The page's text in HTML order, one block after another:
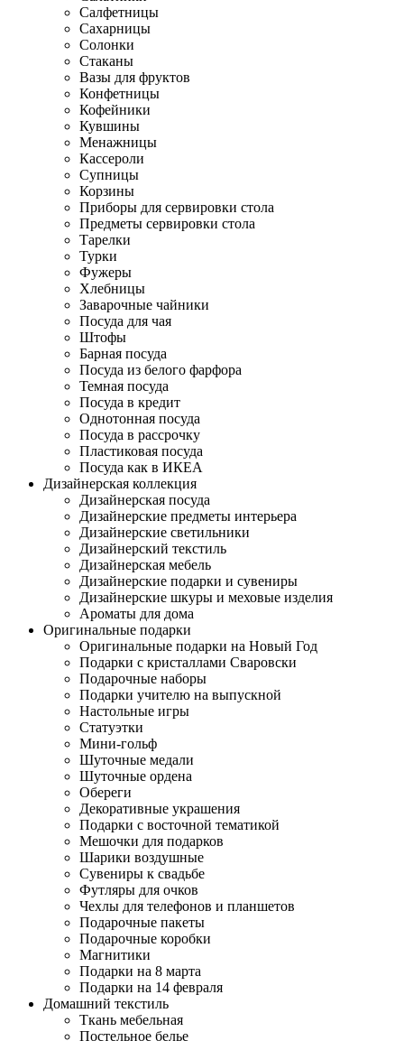
Салфетницы
Сахарницы
Солонки
Стаканы
Вазы для фруктов
Конфетницы
Кофейники
Кувшины
Менажницы
Кассероли
Супницы
Корзины
Приборы для сервировки стола
Предметы сервировки стола
Тарелки
Турки
Фужеры
Хлебницы
Заварочные чайники
Посуда для чая
Штофы
Барная посуда
Посуда из белого фарфора
Темная посуда
Посуда в кредит
Однотонная посуда
Посуда в рассрочку
Пластиковая посуда
Посуда как в ИКЕА
Дизайнерская коллекция
Дизайнерская посуда
Дизайнерские предметы интерьера
Дизайнерские светильники
Дизайнерский текстиль
Дизайнерская мебель
Дизайнерские подарки и сувениры
Дизайнерские шкуры и меховые изделия
Ароматы для дома
Оригинальные подарки
Оригинальные подарки на Новый Год
Подарки с кристаллами Сваровски
Подарочные наборы
Подарки учителю на выпускной
Настольные игры
Статуэтки
Мини-гольф
Шуточные медали
Шуточные ордена
Обереги
Декоративные украшения
Подарки с восточной тематикой
Мешочки для подарков
Шарики воздушные
Сувениры к свадьбе
Футляры для очков
Чехлы для телефонов и планшетов
Подарочные пакеты
Подарочные коробки
Магнитики
Подарки на 8 марта
Подарки на 14 февраля
Домашний текстиль
Ткань мебельная
Постельное белье